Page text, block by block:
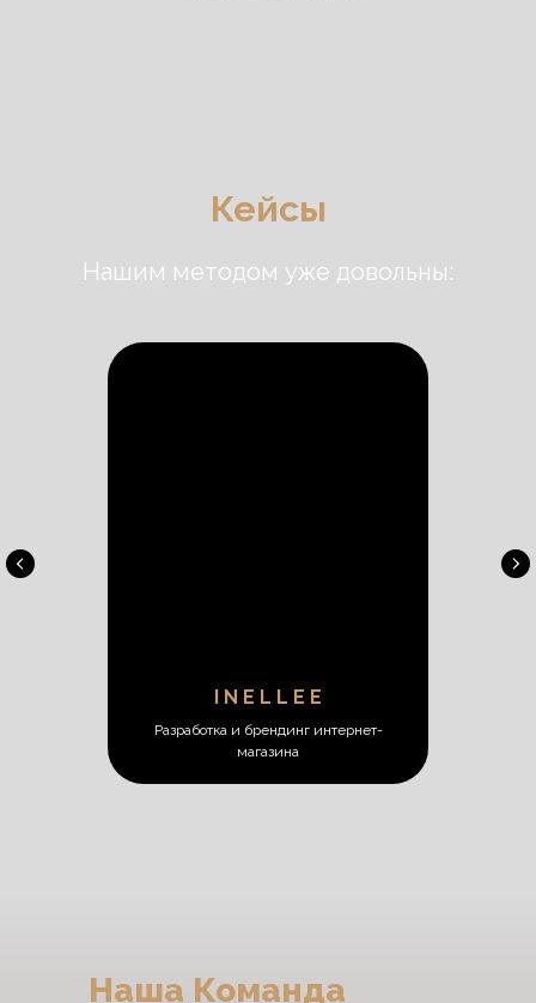
Кейсы
Нашим методом уже довольны:
I N E L L E E
Разработка и брендинг интернет-
магазина
Наша Команда